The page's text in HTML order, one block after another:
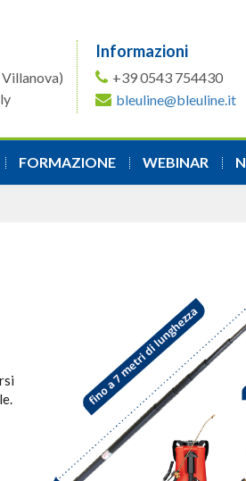
Villanova)
Informazioni
+39 0543 754430
bleuline@bleuline.it
FORMAZIONE WEBINAR